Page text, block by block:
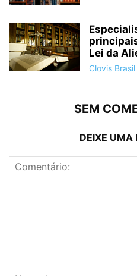
Lei da
Clovis
SEM
DEIXE UMA